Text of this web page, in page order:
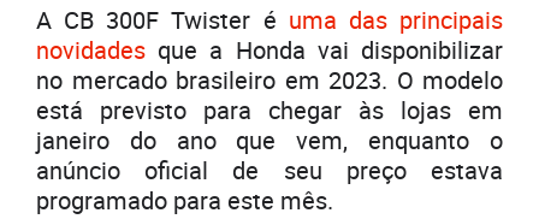
A CB 300F Twister é uma das principais
novidades que a Honda vai disponibilizar
no mercado brasileiro em 2023. O modelo
está previsto para chegar às lojas em
janeiro do ano que vem, enquanto o
anúncio oficial de seu preço estava
programado para este mês.